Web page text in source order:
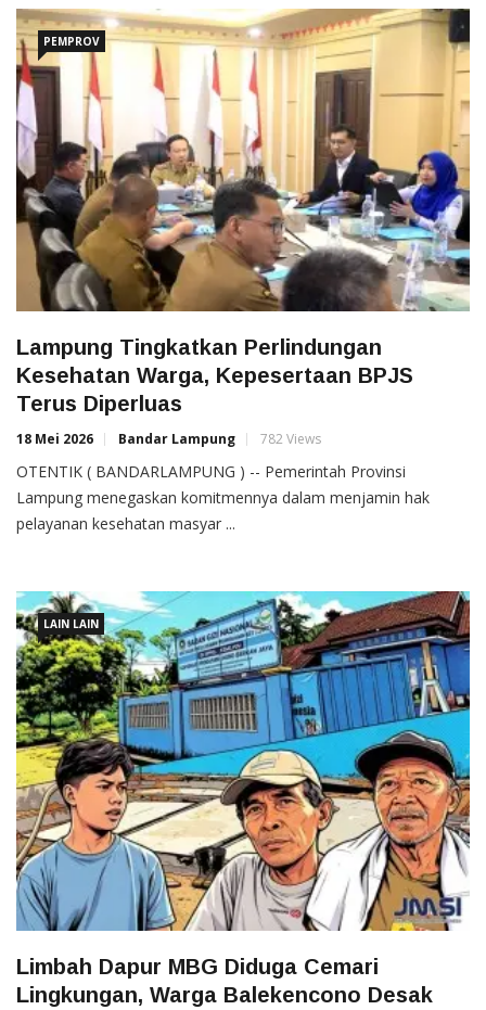
PEMPROV
Lampung Tingkatkan Perlindungan
Kesehatan Warga, Kepesertaan BPJS
Terus Diperluas
18 Mei 2026 Bandar Lampung 782 Views
OTENTIK ( BANDARLAMPUNG ) -- Pemerintah Provinsi
Lampung menegaskan komitmennya dalam menjamin hak
pelayanan kesehatan masyar ...
LAIN LAIN
Limbah Dapur MBG Diduga Cemari
Lingkungan, Warga Balekencono Desak